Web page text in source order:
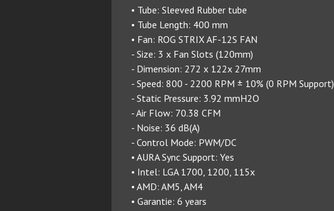
• Tube: Sleeved Rubber tube
• Tube Length: 400 mm
• Fan: ROG STRIX AF-12S FAN
- Size: 3 x Fan Slots (120mm)
- Dimension: 272 x 122x 27mm
- Speed: 800 - 2200 RPM ± 10% (0 RPM Support)
- Static Pressure: 3.92 mmH2O
- Air Flow: 70.38 CFM
- Noise: 36 dB(A)
- Control Mode: PWM/DC
• AURA Sync Support: Yes
• Intel: LGA 1700, 1200, 115x
• AMD: AM5, AM4
• Garantie: 6 years